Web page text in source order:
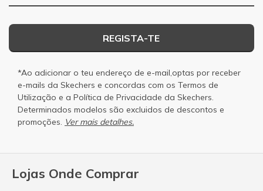
Lojas Onde Comprar
REGISTA-TE
*Ao adicionar o teu endereço de e-mail,optas por receber
e-mails da Skechers e concordas com os Termos de
Utilização e a Política de Privacidade da Skechers.
Determinados modelos são excluidos de descontos e
promoções. Ver mais detalhes.